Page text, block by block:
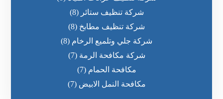
شركة تنظيف ستائر (8)
شركة تنظيف مطابخ (8)
شركة جلي وتلميع الرخام (8)
شركة مكافحة الرمة (7)
مكافحة الحمام (7)
مكافحة النمل الابيض (7)